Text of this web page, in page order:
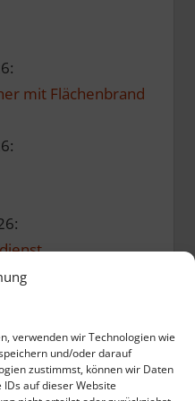
verwenden wir Technologien wie
und/oder darauf
zustimmst, können wir Daten
auf dieser Website
mit Flächenbrand